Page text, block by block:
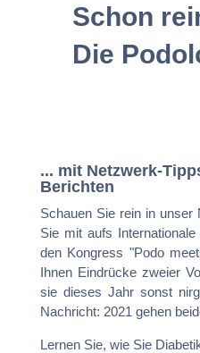
Schon
Die
... mit Netzwerk-
Berichten
Schauen Sie rein in unser
Sie mit aufs
den Kongress "Podo
Ihnen Eindrücke zweier
sie dieses Jahr sonst
Nachricht: 2021 gehen
Lernen Sie, wie Sie